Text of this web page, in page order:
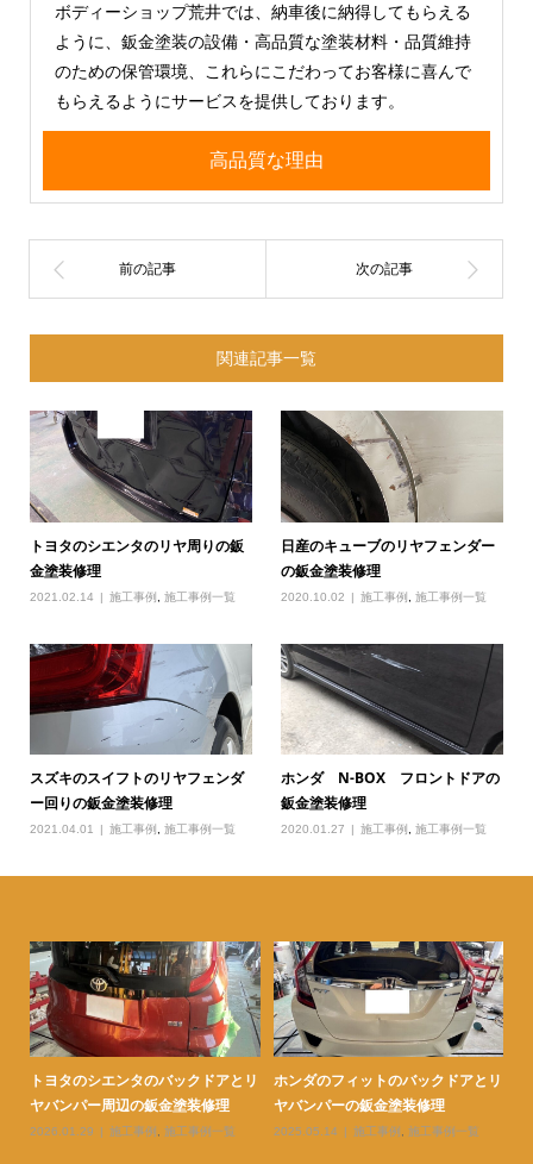
ボディーショップ荒井では、納車後に納得してもらえる
ように、鈑金塗装の設備・高品質な塗装材料・品質維持
のための保管環境、これらにこだわってお客様に喜んで
もらえるようにサービスを提供しております。
高品質な理由
関連記事一覧
トヨタのシエンタのリヤ周りの鈑
金塗装修理
2021.02.14 施工事例 施工事例一覧
日産のキューブのリヤフェンダー
の鈑金塗装修理
2020.10.02 施工事例 ,施工事例一覧
スズキのスイフトのリヤフェンダ
ー回りの鈑金塗装修理
2021.04.01 施工事例 施工事例一覧
ホンダ N-BOX フロントドアの
鈑金塗装修理
2020.01.27 施工事例 ,施工事例一覧
トヨタのレクサスのフロントフェン
ダーの鈑金塗装修理
2026.03.19 施工事例 施工事例一覧
トヨタのヴォクシーの右リヤフェン
ダーの鈑金塗装修理
2026.03.13 施工事例 施工事例一覧